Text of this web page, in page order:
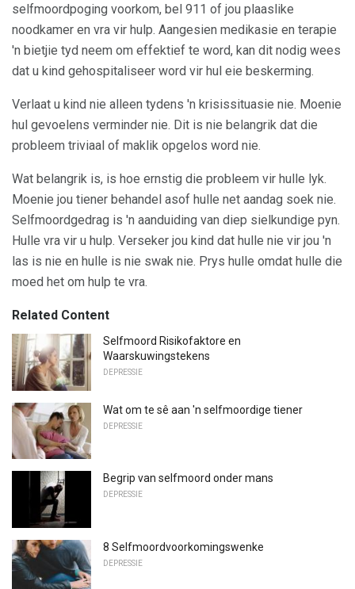
selfmoordpoging voorkom, bel 911 of jou plaaslike
noodkamer en vra vir hulp. Aangesien medikasie en terapie
'n bietjie tyd neem om effektief te word, kan dit nodig wees
dat u kind gehospitaliseer word vir hul eie beskerming.
Verlaat u kind nie alleen tydens 'n krisissituasie nie. Moenie
hul gevoelens verminder nie. Dit is nie belangrik dat die
probleem triviaal of maklik opgelos word nie.
Wat belangrik is, is hoe ernstig die probleem vir hulle lyk.
Moenie jou tiener behandel asof hulle net aandag soek nie.
Selfmoordgedrag is 'n aanduiding van diep sielkundige pyn.
Hulle vra vir u hulp. Verseker jou kind dat hulle nie vir jou 'n
las is nie en hulle is nie swak nie. Prys hulle omdat hulle die
moed het om hulp te vra.
Related Content
Selfmoord Risikofaktore en
Waarskuwingstekens
DEPRESSIE
Wat om te sê aan 'n selfmoordige tiener
DEPRESSIE
Begrip van selfmoord onder mans
DEPRESSIE
8 Selfmoordvoorkomingswenke
DEPRESSIE